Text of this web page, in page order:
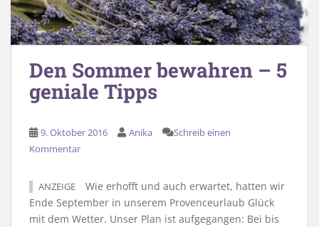
Den Sommer bewahren – 5
geniale Tipps
9. Oktober 2016 Anika
Schreib einen
Kommentar
ANZEIGE
Wie erhofft und auch erwartet, hatten wir
Ende September in unserem Provenceurlaub Glück
mit dem Wetter. Unser Plan ist aufgegangen: Bei bis